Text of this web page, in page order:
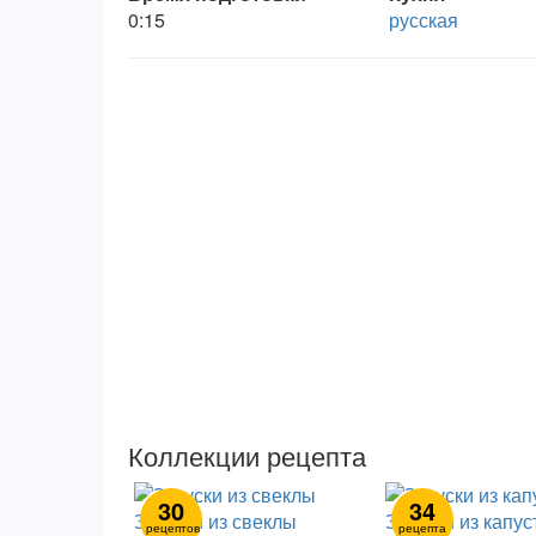
0:15
русская
Коллекции рецепта
30
рецептов
Закуски из свеклы 34
рецепта
Закуски из